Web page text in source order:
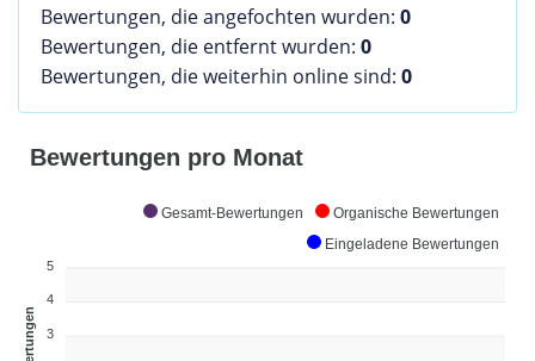
Bewertungen, die angefochten wurden: 0
Bewertungen, die entfernt wurden: 0
Bewertungen, die weiterhin online sind: 0
Gesamt-Bewertungen
Organische Bewertungen
Eingeladene Bewertungen
Bewertungen pro Monat
5
4
3